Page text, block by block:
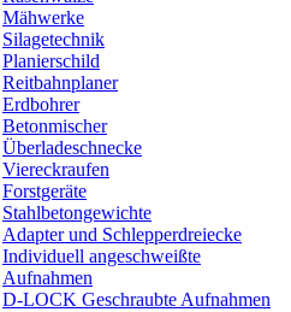
Mähwerke
Silagetechnik
Planierschild
Reitbahnplaner
Erdbohrer
Betonmischer
Überladeschnecke
Viereckraufen
Forstgeräte
Stahlbetongewichte
Adapter und Schlepperdreiecke
Individuell angeschweißte
Aufnahmen
D-LOCK Geschraubte Aufnahmen